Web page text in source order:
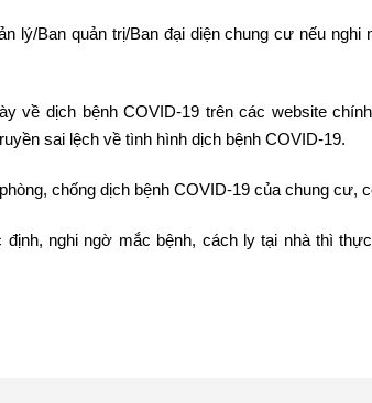
lý/Ban quản trị/Ban đại diện chung cư nếu
về dịch bệnh COVID-19 trên các website
sai lệch về tình hình dịch bệnh COVID-19.
chống dịch bệnh COVID-19 của chung cư,
nghi ngờ mắc bệnh, cách ly tại nhà thì